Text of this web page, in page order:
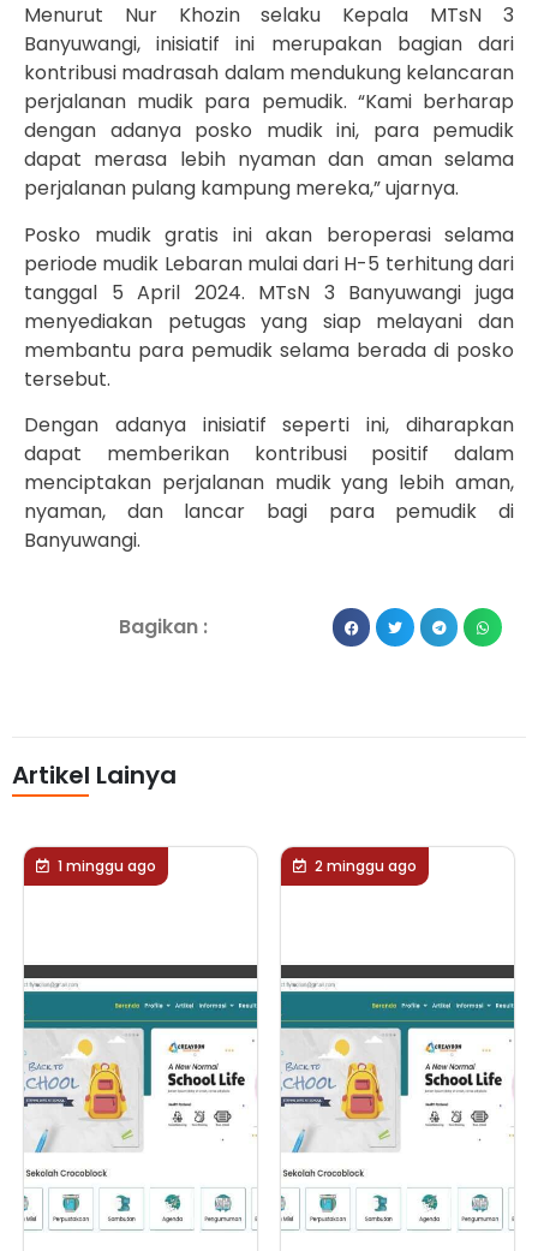
Menurut Nur Khozin selaku Kepala MTsN 3
Banyuwangi, inisiatif ini merupakan bagian dari
kontribusi madrasah dalam mendukung kelancaran
perjalanan mudik para pemudik. “Kami berharap
dengan adanya posko mudik ini, para pemudik
dapat merasa lebih nyaman dan aman selama
perjalanan pulang kampung mereka,” ujarnya.
Posko mudik gratis ini akan beroperasi selama
periode mudik Lebaran mulai dari H-5 terhitung dari
tanggal 5 April 2024. MTsN 3 Banyuwangi juga
menyediakan petugas yang siap melayani dan
membantu para pemudik selama berada di posko
tersebut.
Dengan adanya inisiatif seperti ini, diharapkan
dapat memberikan kontribusi positif dalam
menciptakan perjalanan mudik yang lebih aman,
nyaman, dan lancar bagi para pemudik di
Banyuwangi.
Bagikan :
Artikel Lainya
1 minggu ago 2 minggu ago